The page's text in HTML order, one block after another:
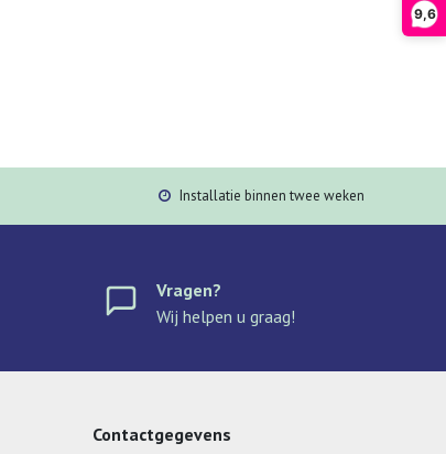
9,6
Installatie binnen twee weken
Vragen?
Wij helpen u graag!
Contactgegevens